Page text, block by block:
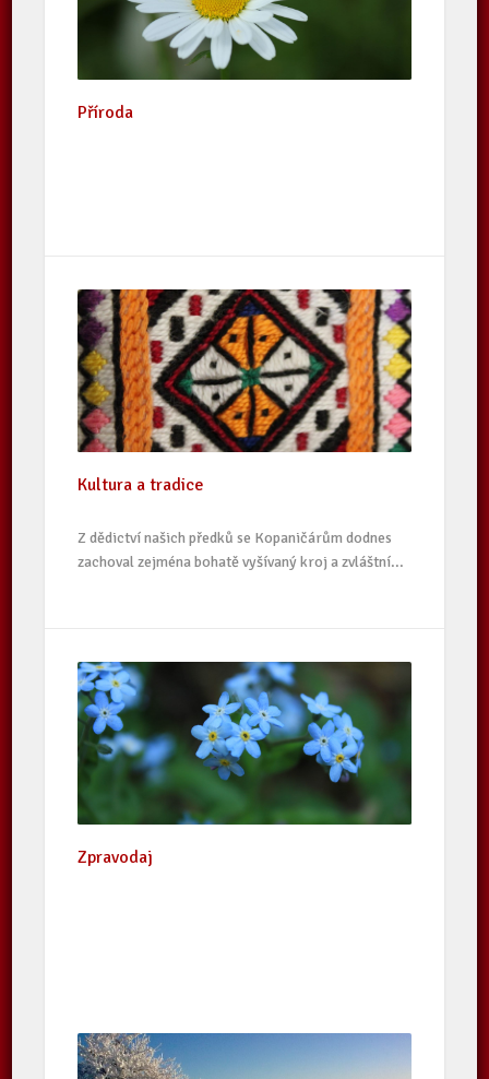
Příroda
Kultura a tradice
Z dědictví našich předků se Kopaničárům dodnes
zachoval zejména bohatě vyšívaný kroj a zvláštní...
Zpravodaj